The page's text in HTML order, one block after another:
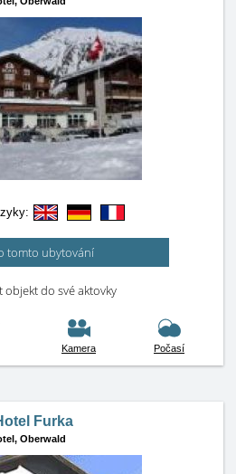
tomto ubytování
objekt do své aktovky
Kamera Počasí
Furka
Oberwald